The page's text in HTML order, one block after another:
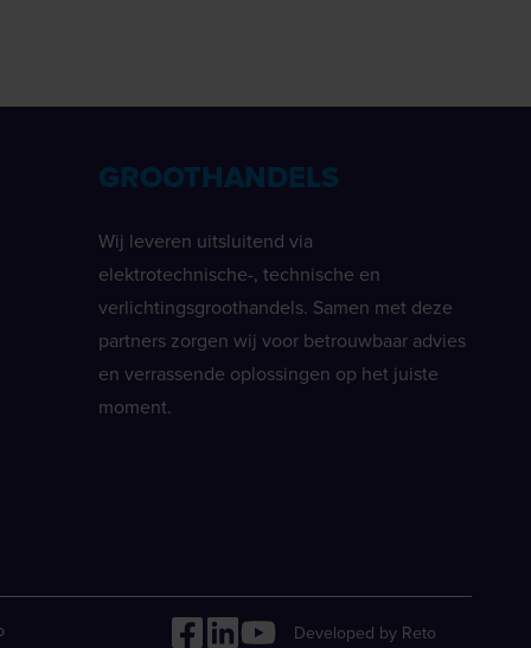
GROOTHANDELS
Wij leveren uitsluitend via
elektrotechnische-, technische en
verlichtingsgroothandels. Samen met deze
partners zorgen wij voor betrouwbaar advies
en verrassende oplossingen op het juiste
moment.
Developed by Reto